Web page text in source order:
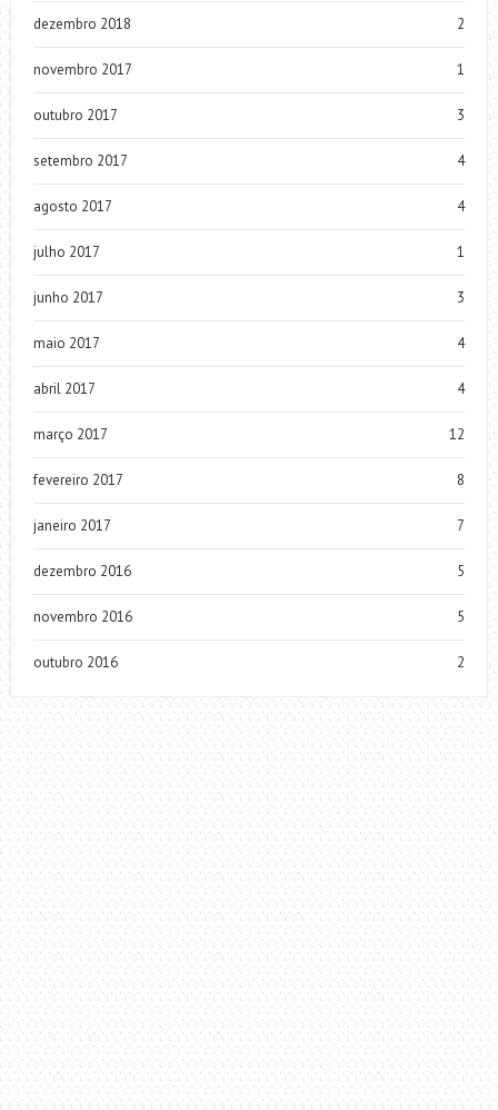
dezembro 2018 2
novembro 2017 1
outubro 2017 3
setembro 2017 4
agosto 2017 4
julho 2017 1
junho 2017 3
maio 2017 4
abril 2017 4
março 2017 12
fevereiro 2017 8
janeiro 2017 7
dezembro 2016 5
novembro 2016 5
outubro 2016 2